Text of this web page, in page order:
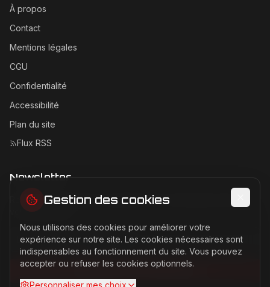
À propos
Contact
Mentions légales
CGU
Confidentialité
Accessibilité
Plan du site
Flux RSS
Newsletter
Recevez les dernières actualités Ferrari directement dans
Adresse email pour la newsletter
S'abonner à la newsletter
Gestion des cookies
Nous utilisons des cookies pour améliorer votre
expérience sur notre site. Les cookies nécessaires sont
indispensables au fonctionnement du site. Vous pouvez
accepter ou refuser les cookies optionnels.
Personnaliser mes choix